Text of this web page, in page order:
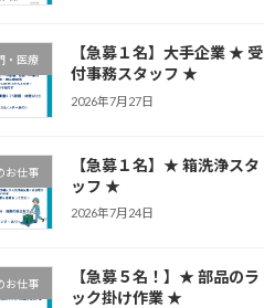
・医療
【急募１名】大手企業 ★ 受
付事務スタッフ ★
2026年7月27日
お仕事
【急募１名】★ 箱洗浄スタ
ッフ ★
2026年7月24日
お仕事
【急募５名！】★ 部品のラ
ック掛け作業 ★